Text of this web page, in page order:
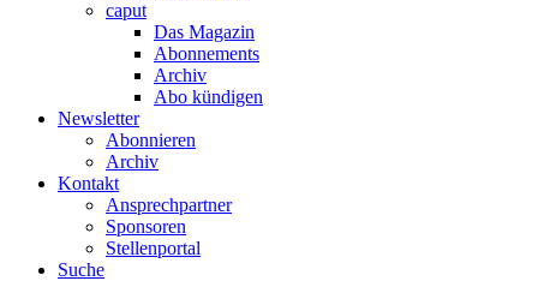
caput
Das Magazin
Abonnements
Archiv
Abo kündigen
Newsletter
Abonnieren
Archiv
Kontakt
Ansprechpartner
Sponsoren
Stellenportal
Suche